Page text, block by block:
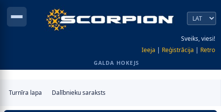
Sveiks, viesi!
Ieeja | Reģistrācija | Retro
GALDA HOKEJS
Turnīra lapa Dalībnieku saraksts